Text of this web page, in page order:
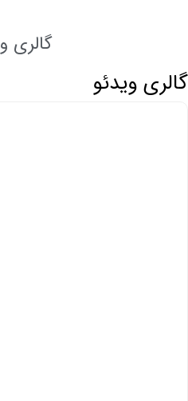
گالری
گالری ویدئو